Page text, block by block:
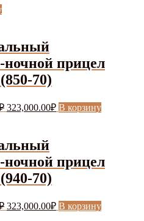
ночной прицел
70)
Первоначальная
399,000.00₽.
323,000.00₽Текущая
цена:
В корзину
ночной прицел
70)
Первоначальная
323,000.00₽Текущая
цена:
В корзину